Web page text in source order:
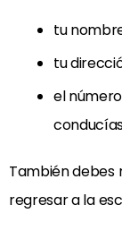
tu
tu
el
También
regresar a la